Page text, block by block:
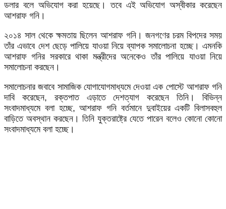
ডলার বলে অভিযোগ করা হয়েছে। তবে এই অভিযোগ অস্বীকার করেছেন
আশরাফ গনি।
২০১৪ সাল থেকে ক্ষমতায় ছিলেন আশরাফ গনি। জনগণের চরম বিপদের সময়
তাঁর এভাবে দেশ ছেড়ে পালিয়ে যাওয়া নিয়ে ব্যাপক সমালোচনা হচ্ছে। এমনকি
আশরাফ গনির সরকারে থাকা মন্ত্রীদের অনেকেও তাঁর পালিয়ে যাওয়া নিয়ে
সমালোচনা করছেন।
সমালোচনার জবাবে সামাজিক যোগাযোগমাধ্যমে দেওয়া এক পোস্টে আশরাফ গনি
দাবি করেছেন, রক্তপাত এড়াতে দেশত্যাগ করেছেন তিনি। বিভিন্ন
সংবাদমাধ্যমে বলা হচ্ছে, আশরাফ গনি বর্তমানে দুবাইয়ের একটি বিলাসবহুল
বাড়িতে অবস্থান করছেন। তিনি যুক্তরাষ্ট্রে যেতে পারেন বলেও কোনো কোনো
সংবাদমাধ্যমে বলা হচ্ছে।